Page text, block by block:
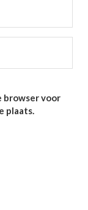
browser voor
plaats.